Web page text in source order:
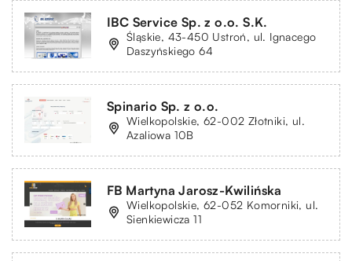
IBC Service Sp. z o.o. S.K.
Śląskie, 43-450 Ustroń, ul. Ignacego
Daszyńskiego 64
Spinario Sp. z o.o.
Wielkopolskie, 62-002 Złotniki, ul.
Azaliowa 10B
FB Martyna Jarosz-Kwilińska
Wielkopolskie, 62-052 Komorniki, ul.
Sienkiewicza 11